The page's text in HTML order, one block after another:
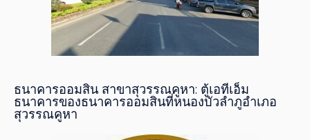
ธนาคารออมสิน สาขาสุวรรณคูหา: ตู้เอทีเอ็ม
ธนาคารของธนาคารออมสินที่หนองบัวลำภูอำเภอ
สุวรรณคูหา